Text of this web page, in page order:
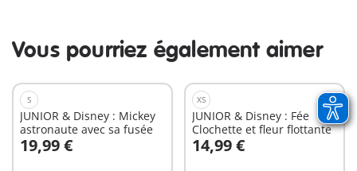
Vous pourriez également aimer
S
JUNIOR & Disney : Mickey
astronaute avec sa fusée
19,99 €
Au panier
XS
JUNIOR & Disney : Fée
Clochette et fleur flottante
14,99 €
Au panier